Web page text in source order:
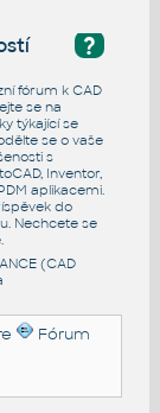
?
fórum k CAD
se na
týkající se
se o vaše
s
Inventor,
aplikacemi.
do
. Nechcete se
.
(CAD
Fórum